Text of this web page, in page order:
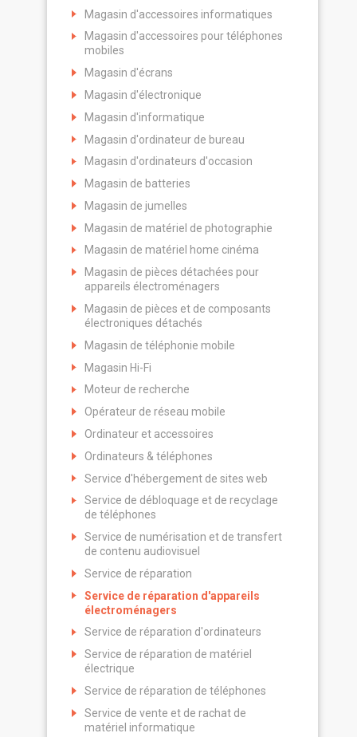
Magasin d'accessoires informatiques
Magasin d'accessoires pour téléphones
mobiles
Magasin d'écrans
Magasin d'électronique
Magasin d'informatique
Magasin d'ordinateur de bureau
Magasin d'ordinateurs d'occasion
Magasin de batteries
Magasin de jumelles
Magasin de matériel de photographie
Magasin de matériel home cinéma
Magasin de pièces détachées pour
appareils électroménagers
Magasin de pièces et de composants
électroniques détachés
Magasin de téléphonie mobile
Magasin Hi-Fi
Moteur de recherche
Opérateur de réseau mobile
Ordinateur et accessoires
Ordinateurs & téléphones
Service d'hébergement de sites web
Service de débloquage et de recyclage
de téléphones
Service de numérisation et de transfert
de contenu audiovisuel
Service de réparation
Service de réparation d'appareils
électroménagers
Service de réparation d'ordinateurs
Service de réparation de matériel
électrique
Service de réparation de téléphones
Service de vente et de rachat de
matériel informatique